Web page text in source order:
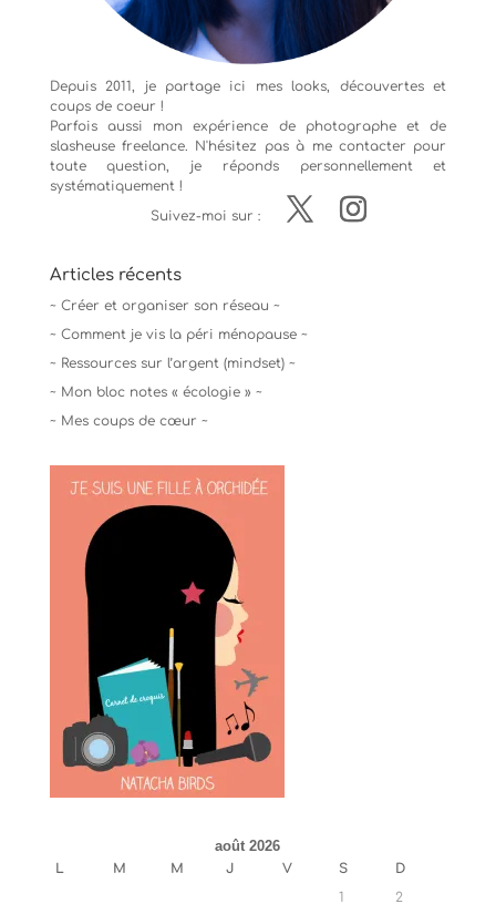
Depuis 2011, je partage ici mes looks, découvertes et
coups de coeur !
Parfois aussi mon expérience de photographeet de
slasheuse freelance. N'hésitez pas à me contacter pour
toute question, je réponds personnellement et
systématiquement !
Suivez-moi sur :
Articles récents
~ Créer et organiser son réseau ~
~ Comment je vis la péri ménopause ~
~ Ressources sur l’argent (mindset) ~
~ Mon bloc notes « écologie » ~
~ Mes coups de cœur ~
août 2026
L M M J V S
D
1
2